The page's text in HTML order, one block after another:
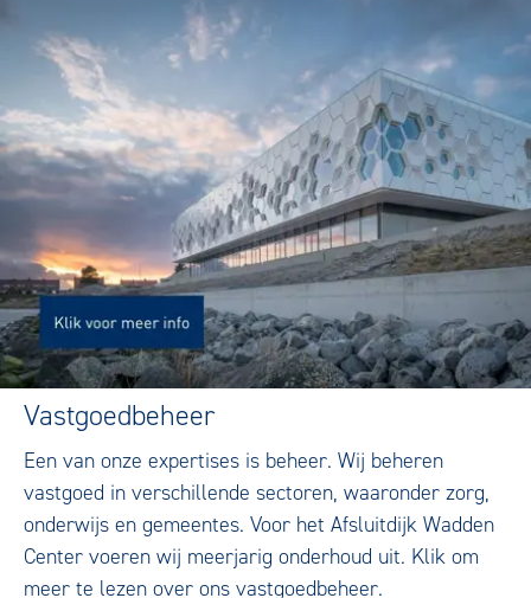
Vastgoedbeheer
Een van onze expertises is beheer. Wij beheren
vastgoed in verschillende sectoren, waaronder zorg,
onderwijs en gemeentes. Voor het Afsluitdijk Wadden
Center voeren wij meerjarig onderhoud uit. Klik om
meer te lezen over ons vastgoedbeheer.